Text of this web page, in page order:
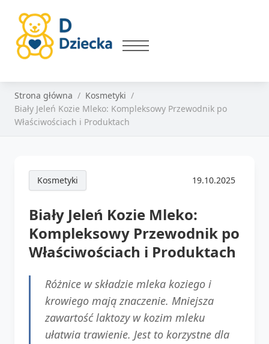
Strona główna
Kosmetyki
Biały Jeleń Kozie Mleko: Kompleksowy Przewodnik po
Właściwościach i Produktach
Kosmetyki 19.10.2025
Biały Jeleń Kozie Mleko:
Kompleksowy Przewodnik po
Właściwościach i Produktach
Różnice w składzie mleka koziego i
krowiego mają znaczenie. Mniejsza
zawartość laktozy w kozim mleku
ułatwia trawienie. Jest to korzystne dla